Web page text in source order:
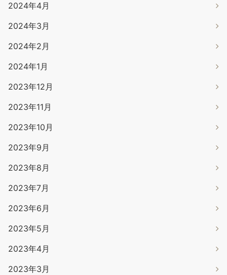
2024年4月
2024年3月
2024年2月
2024年1月
2023年12月
2023年11月
2023年10月
2023年9月
2023年8月
2023年7月
2023年6月
2023年5月
2023年4月
2023年3月